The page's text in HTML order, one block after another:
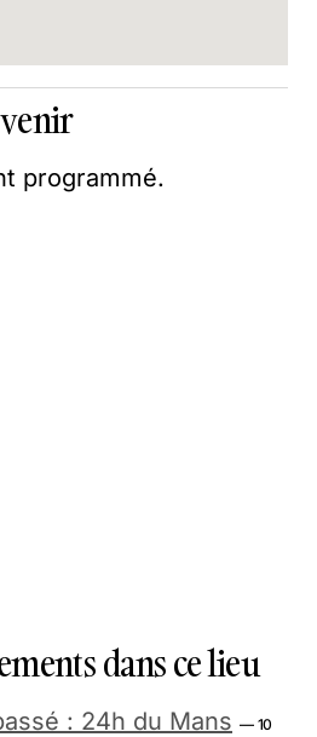
programmé.
dans ce lieu
: 24h du Mans — 10